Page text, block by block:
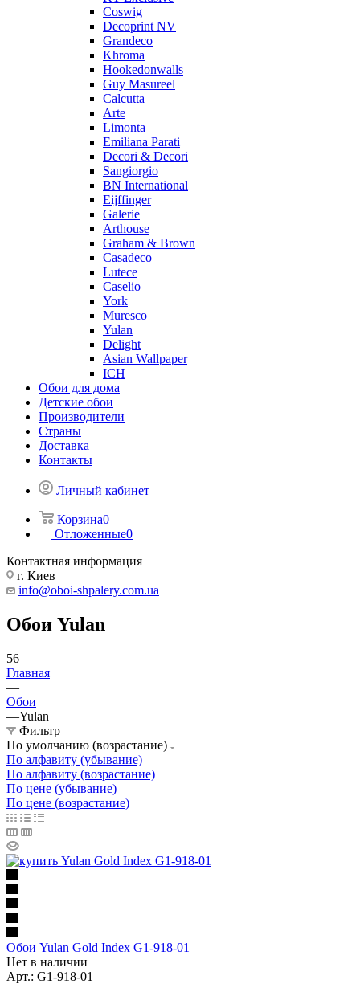
Coswig
Decoprint NV
Grandeco
Khroma
Hookedonwalls
Guy Masureel
Calcutta
Arte
Limonta
Emiliana Parati
Decori & Decori
Sangiorgio
BN International
Eijffinger
Galerie
Arthouse
Graham & Brown
Casadeco
Lutece
Caselio
York
Muresco
Yulan
Delight
Asian Wallpaper
ICH
Обои для дома
Детские обои
Производители
Страны
Доставка
Контакты
Личный кабинет
Корзина0
Отложенные0
Контактная информация
г. Киев
info@oboi-shpalery.com.ua
Обои Yulan
56
Главная
—
Обои
—Yulan
Фильтр
По умолчанию (возрастание)
По алфавиту (убывание)
По алфавиту (возрастание)
По цене (убывание)
По цене (возрастание)
Обои Yulan Gold Index G1-918-01
Нет в наличии
Арт.: G1-918-01